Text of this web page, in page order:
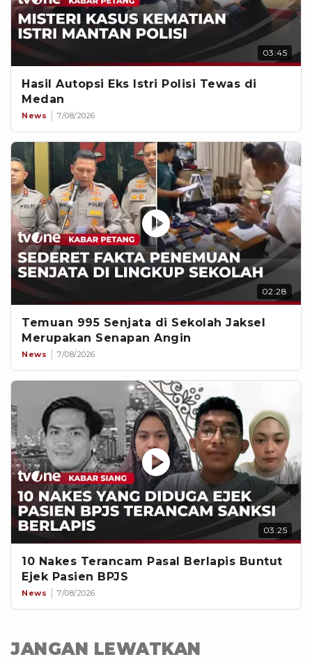
03:45
Hasil Autopsi Eks Istri Polisi Tewas di
Medan
News 7/08/2026
02:28
Temuan 995 Senjata di Sekolah Jaksel
Merupakan Senapan Angin
News 7/08/2026
03:25
10 Nakes Terancam Pasal Berlapis Buntut
Ejek Pasien BPJS
News 7/08/2026
JANGAN LEWATKAN